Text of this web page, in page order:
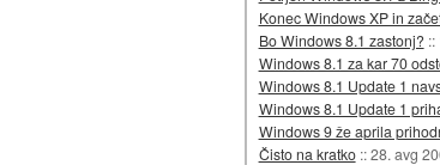
Konec Windows XP in
Bo Windows 8.1 zastonj? ::
Windows 8.1 za kar 70
Windows 8.1 Update 1
Windows 8.1 Update 1
Windows 9 že aprila
Čisto na kratko ::28. avg